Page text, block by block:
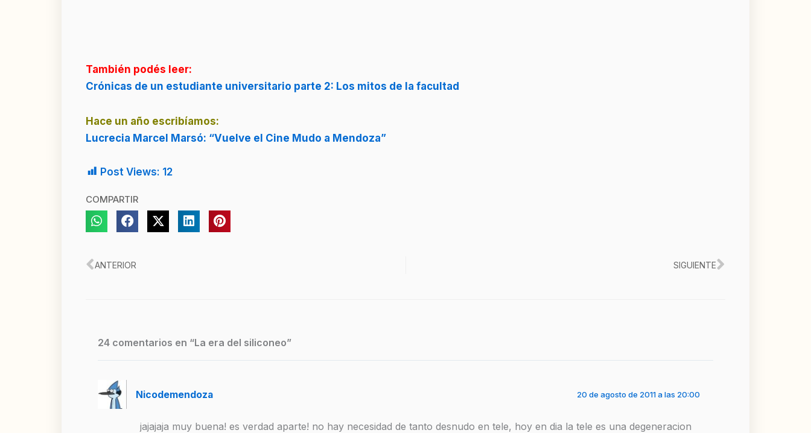
También podés leer:
Crónicas de un estudiante universitario parte 2: Los mitos de la facultad
Hace un año escribíamos:
Lucrecia Marcel Marsó: “Vuelve el Cine Mudo a Mendoza”
Post Views: 12
COMPARTIR
Ant
ANTERIOR SIGUIENTESiguiente
24 comentarios en “La era del siliconeo”
Nicodemendoza 20 de agosto de 2011 a las 20:00
jajajaja muy buena! es verdad aparte! no hay necesidad de tanto desnudo en tele, hoy en dia la tele es una degeneracion